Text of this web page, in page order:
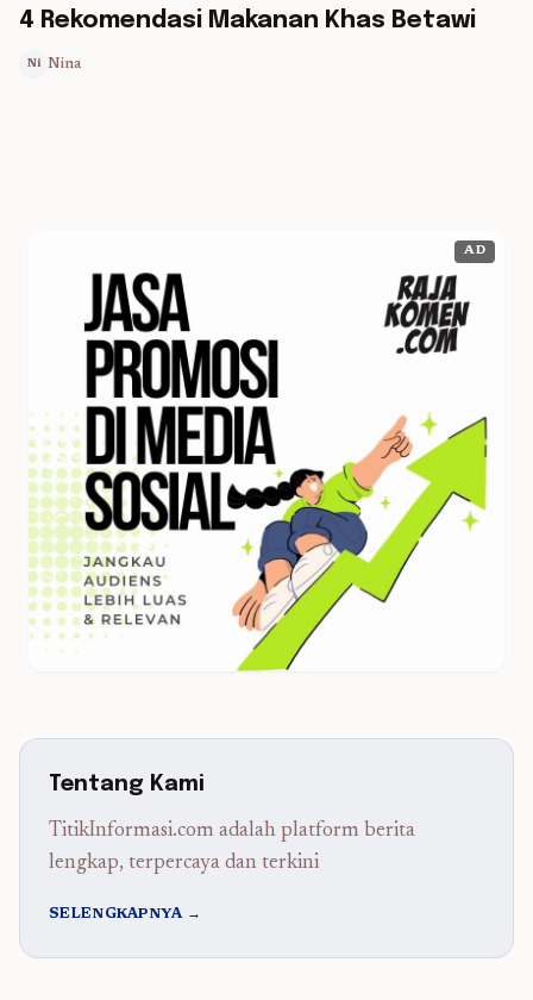
5 min read
4 Rekomendasi Makanan Khas Betawi
Ni Nina
AD
Tentang Kami
TitikInformasi.com adalah platform berita
lengkap, terpercaya dan terkini
SELENGKAPNYA →